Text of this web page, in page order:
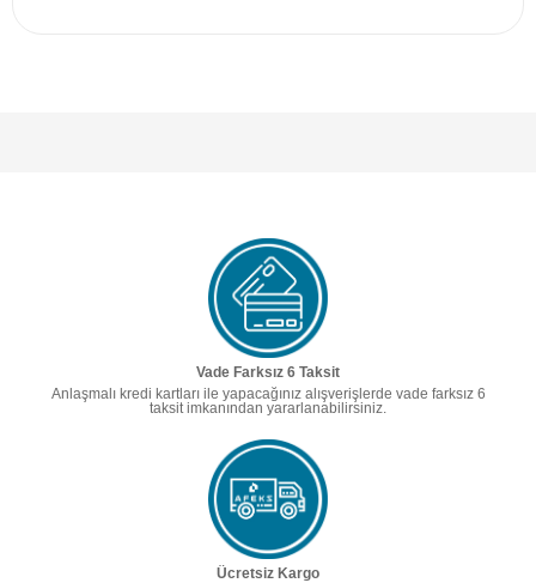
Vade Farksız 6 Taksit
Anlaşmalı kredi kartları ile yapacağınız alışverişlerde vade farksız 6
taksit imkanından yararlanabilirsiniz.
Ücretsiz Kargo